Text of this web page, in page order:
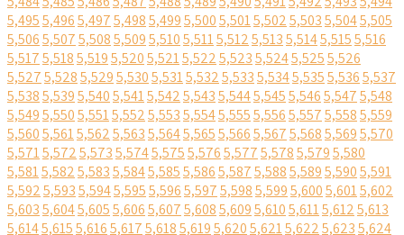
5,4955,4965,4975,4985,4995,5005,5015,5025,5035,5045,505
5,5065,5075,5085,5095,5105,5115,5125,5135,5145,5155,516
5,5175,5185,5195,5205,5215,5225,5235,5245,5255,526
5,5275,5285,5295,5305,5315,5325,5335,5345,5355,5365,537
5,5385,5395,5405,5415,5425,5435,5445,5455,5465,5475,548
5,5495,5505,5515,5525,5535,5545,5555,5565,5575,5585,559
5,5605,5615,5625,5635,5645,5655,5665,5675,5685,5695,570
5,5715,5725,5735,5745,5755,5765,5775,5785,5795,580
5,5815,5825,5835,5845,5855,5865,5875,5885,5895,5905,591
5,5925,5935,5945,5955,5965,5975,5985,5995,6005,6015,602
5,6035,6045,6055,6065,6075,6085,6095,6105,6115,6125,613
5,6145,6155,6165,6175,6185,6195,6205,6215,6225,6235,624